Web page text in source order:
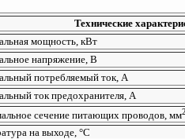
Технические
мощность, кВт
напряжение, В
потребляемый ток, А
ток предохранителя, А
сечение питающих проводов, мм2
на выходе,°С